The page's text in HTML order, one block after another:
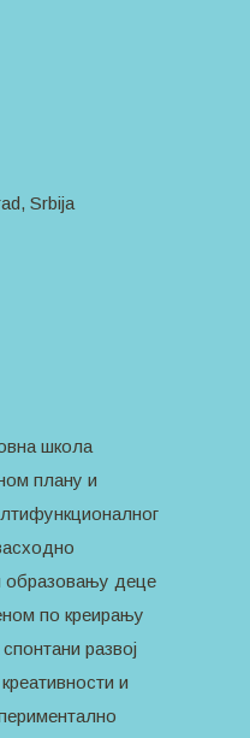
Srbija
школа
плану и
образовању деце
по креирању
развој
и